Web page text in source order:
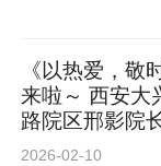
《以热爱，敬
来啦～ 西安大
路院区邢影院
春祝福
2026-02-10